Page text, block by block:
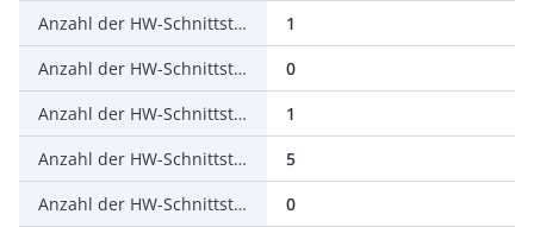
Anzahl der HW-Schnittstellen seriell RS-232
1
Anzahl der HW-Schnittstellen seriell RS-422
0
Anzahl der HW-Schnittstellen seriell RS-485
1
Anzahl der HW-Schnittstellen seriell TTY
5
Anzahl der HW-Schnittstellen USB
0